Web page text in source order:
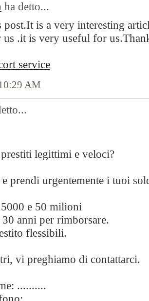
ha detto...
is a very interesting
.it is very useful for
service
AM
legittimi e veloci?
prendi urgentemente i tuoi
e 50 milioni
anni per rimborsare.
flessibili.
vi preghiamo di contattarci.
..........